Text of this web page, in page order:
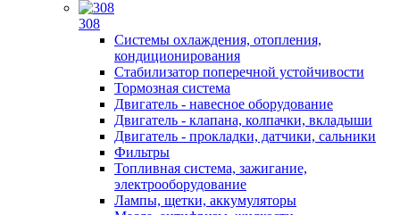
308
Системы охлаждения, отопления,
кондиционирования
Стабилизатор поперечной устойчивости
Тормозная система
Двигатель - навесное оборудование
Двигатель - клапана, колпачки, вкладыши
Двигатель - прокладки, датчики, сальники
Фильтры
Топливная система, зажигание,
электрооборудование
Лампы, щетки, аккумуляторы